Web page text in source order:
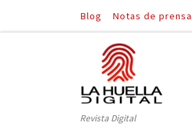
Saltar al contenido
Blog Notas de prensa
Revista Digital